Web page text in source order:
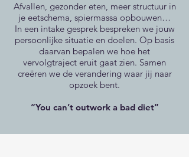
Afvallen, gezonder eten, meer structuur in
je eetschema, spiermassa opbouwen…
In een intake gesprek bespreken we jouw
persoonlijke situatie en doelen. Op basis
daarvan bepalen we hoe het
vervolgtraject eruit gaat zien. Samen
creëren we de verandering waar jij naar
opzoek bent.
“You can’t outwork a bad diet”